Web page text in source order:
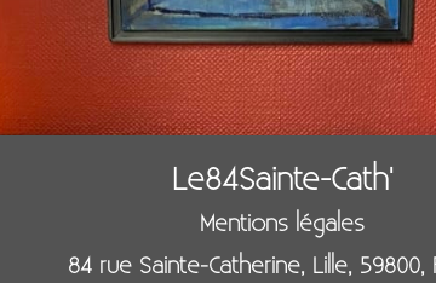
Le84Sainte-Cath'
Mentions légales
84 rue Sainte-Catherine, Lille, 59800,